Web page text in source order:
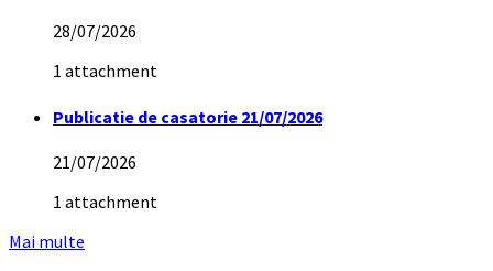
28/07/2026
1 attachment
Publicatie de casatorie 21/07/2026
21/07/2026
1 attachment
Mai multe